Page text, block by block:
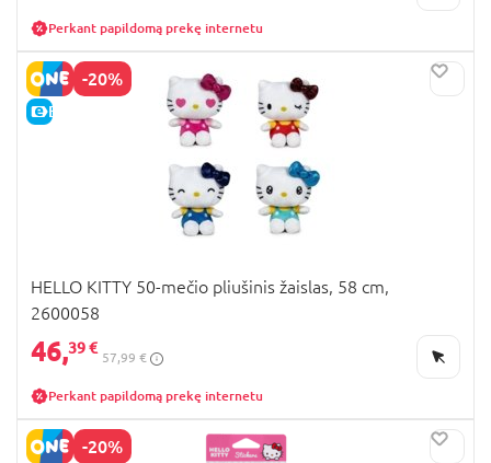
Perkant papildomą prekę internetu
-20%
E-KAINA
HELLO KITTY 50-mečio pliušinis žaislas, 58 cm,
2600058
46,39 €
57,99 €
Perkant papildomą prekę internetu
-20%